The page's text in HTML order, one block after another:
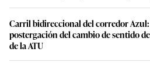
Carril bidireccional del corredor Azul:
postergación del cambio de sentido
de la ATU